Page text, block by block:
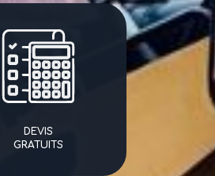
DEVIS
GRATUITS